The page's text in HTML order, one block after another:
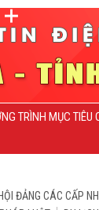
TRÌNH MỤC TIÊU
ĐẢNG CÁC CẤP